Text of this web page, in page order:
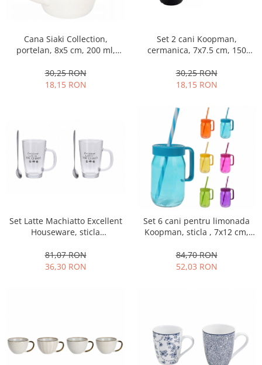
Fructiere si cosuri
Naproane si capace acoperire
Oliviere si solnite
Suporturi oale
Suport servetele
Depozitare alimente
Caserole
Recipiente si borcane
Organizatoare frigider
Obiecte mobilier
Ustensile pentru gatit
Rafturi
Ceasuri decorative
Suporturi si rame fotografii
Odorizante
Odorizante auto
Odorizante camera
Genti termorezistente
Rucsacuri
Cana Siaki Collection,
portelan, 8x5 cm, 200 ml,
30,25 RON
18,15 RON
Set 2 cani Koopman,
cermanica, 7x7.5 cm, 150
30,25 RON
18,15 RON
Set Latte Machiatto Excellent
Houseware, sticla
inoxidabil, 7.8x12 cm, 300 ml,
transparent/argintiu
81,07 RON
36,30 RON
Set 6 cani pentru limonada
Koopman, sticla , 7x12 cm,
84,70 RON
52,03 RON